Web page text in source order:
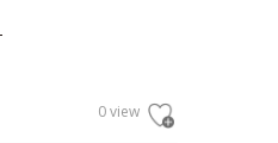
0 view